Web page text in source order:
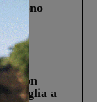
il
la figlia a